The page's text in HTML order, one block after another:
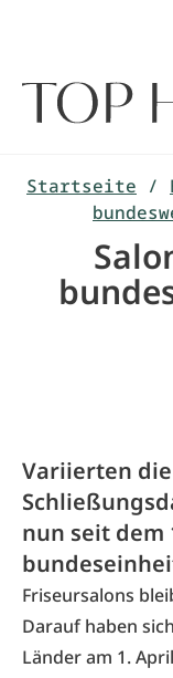
Startseite /
Variierten
nun seit dem
Friseursalons
Darauf haben
Länder am 1.